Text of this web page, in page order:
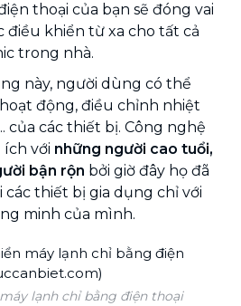
thoại của bạn sẽ đóng vai
điều khiển từ xa cho tất cả
trong nhà.
này, người dùng có thể
động, điều chỉnh nhiệt
của các thiết bị. Công nghệ
với những người cao tuổi,
bận rộn bởi giờ đây họ đã
thiết bị gia dụng chỉ với
minh của mình.
lạnh chỉ bằng điện thoại